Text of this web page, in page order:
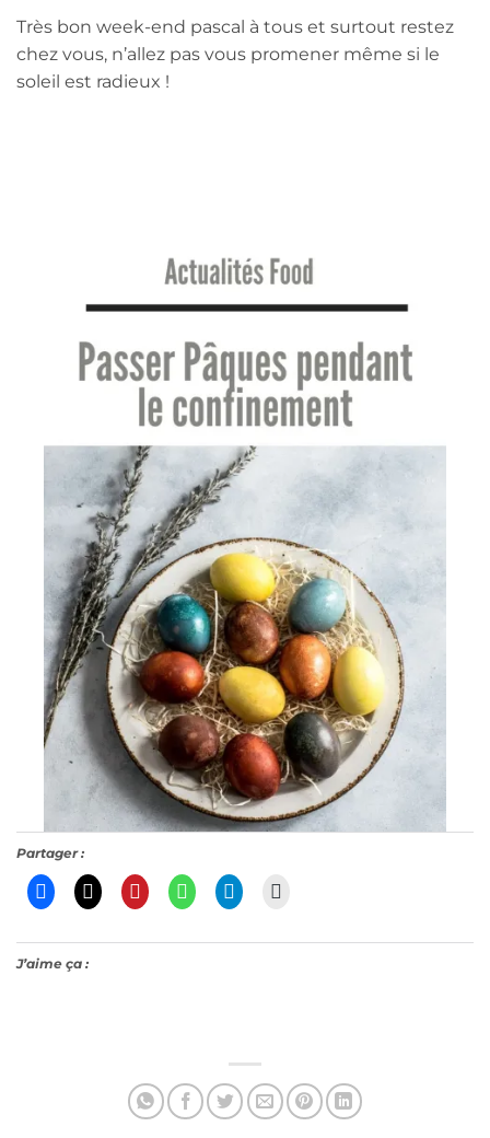
Très bon week-end pascal à tous et surtout restez
chez vous, n’allez pas vous promener même si le
soleil est radieux !
Partager :
J’aime ça :